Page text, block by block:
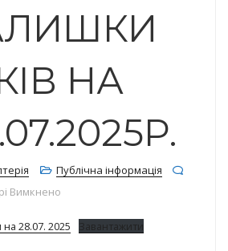
ПМСД"
НА
Публічна інформація
Вимкнено
на 28.07. 2025 Завантажити